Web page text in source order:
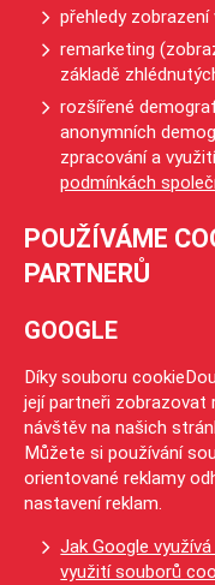
přehledy
remarketing
základě
rozšířené
anonymních
zpracování a
podmínkách
POUŽÍVÁME
PARTNERŮ
GOOGLE
Díky souboru
její partneři zobrazovat
návštěv na našich
Můžete si používání
orientované reklamy
nastavení reklam.
Jak Google
využití souborů